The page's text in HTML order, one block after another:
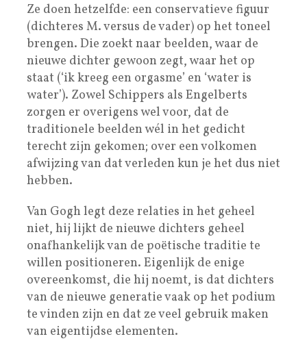
Ze doen hetzelfde: een conservatieve figuur
(dichteres M. versus de vader) op het toneel
brengen. Die zoekt naar beelden, waar de
nieuwe dichter gewoon zegt, waar het op
staat (‘ik kreeg een orgasme’ en ‘water is
water’). Zowel Schippers als Engelberts
zorgen er overigens wel voor, dat de
traditionele beelden wél in het gedicht
terecht zijn gekomen; over een volkomen
afwijzing van dat verleden kun je het dus niet
hebben.
Van Gogh legt deze relaties in het geheel
niet, hij lijkt de nieuwe dichters geheel
onafhankelijk van de poëtische traditie te
willen positioneren. Eigenlijk de enige
overeenkomst, die hij noemt, is dat dichters
van de nieuwe generatie vaak op het podium
te vinden zijn en dat ze veel gebruik maken
van eigentijdse elementen.